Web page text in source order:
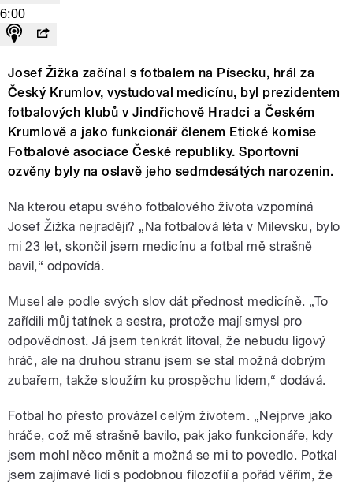
6:00
Josef Žižka začínal s fotbalem na Písecku, hrál za
Český Krumlov, vystudoval medicínu, byl prezidentem
fotbalových klubů v Jindřichově Hradci a Českém
Krumlově a jako funkcionář členem Etické komise
Fotbalové asociace České republiky. Sportovní
ozvěny byly na oslavě jeho sedmdesátých narozenin.
Na kterou etapu svého fotbalového života vzpomíná
Josef Žižka nejraději? „Na fotbalová léta v Milevsku, bylo
mi 23 let, skončil jsem medicínu a fotbal mě strašně
bavil,“ odpovídá.
Musel ale podle svých slov dát přednost medicíně. „To
zařídili můj tatínek a sestra, protože mají smysl pro
odpovědnost. Já jsem tenkrát litoval, že nebudu ligový
hráč, ale na druhou stranu jsem se stal možná dobrým
zubařem, takže sloužím ku prospěchu lidem,“ dodává.
Fotbal ho přesto provázel celým životem. „Nejprve jako
hráče, což mě strašně bavilo, pak jako funkcionáře, kdy
jsem mohl něco měnit a možná se mi to povedlo. Potkal
jsem zajímavé lidi s podobnou filozofií a pořád věřím, že